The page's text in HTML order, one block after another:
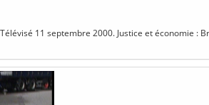
11 septembre 2000. Justice et économie :